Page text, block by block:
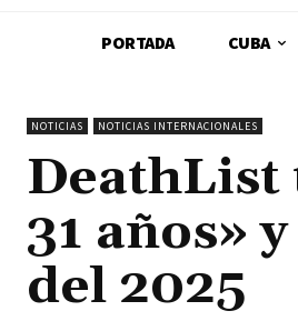
PORTADA CUBA
NOTICIAS NOTICIAS INTERNACIONALES
DeathList
31 años»
del 2025